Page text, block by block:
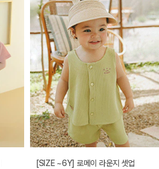
[SIZE ~6Y] 로메이 라운지 셋업